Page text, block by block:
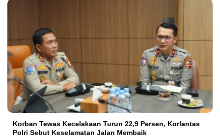
Korban Tewas Kecelakaan Turun 22,9 Persen, Korlantas
Polri Sebut Keselamatan Jalan Membaik